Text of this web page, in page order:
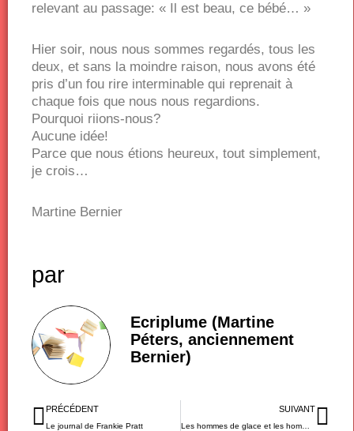
relevant au passage: « Il est beau, ce bébé… »
Hier soir, nous nous sommes regardés, tous les
deux, et sans la moindre raison, nous avons été
pris d’un fou rire interminable qui reprenait à
chaque fois que nous nous regardions.
Pourquoi riions-nous?
Aucune idée!
Parce que nous étions heureux, tout simplement,
je crois…
Martine Bernier
par
Ecriplume (Martine
Péters, anciennement
Bernier)
Précédent
PRÉCÉDENT
Le journal de Frankie Pratt
SUIVANT